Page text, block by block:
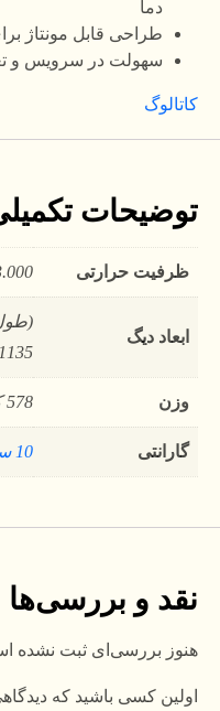
دما
طراحی قابل مونتاژ
سهولت در سرویس و
کاتالوگ
توضیحات
ظرفیت حرارتی 113.000
ابعاد دیگ
1135*630*1056 mm
وزن 578 کیلوگرم
گارانتی 10 سال
نقد و بررسی‌ها
هنوز بررسی‌ای ثبت نشده
اولین کسی باشید که